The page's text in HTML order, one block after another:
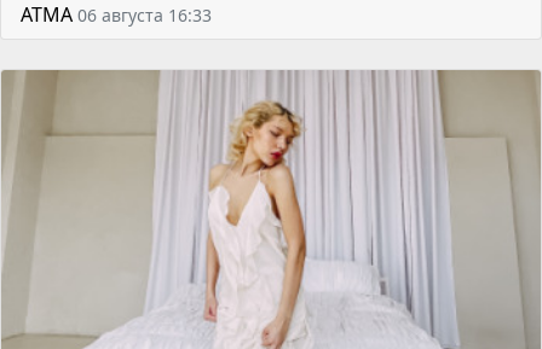
АТМА 06 августа 16:33